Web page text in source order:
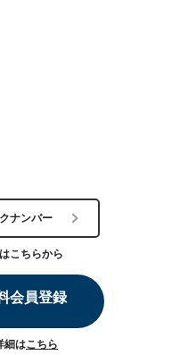
ナンバー
こちらから
会員登録
細はこちら